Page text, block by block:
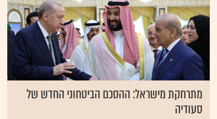
מתרחקת מישראל: ההסכם הביטחוני החדש של
סעודיה